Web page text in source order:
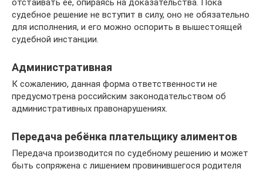
отстаивать её, опираясь на доказательства. Пока
судебное решение не вступит в силу, оно не обязательно
для исполнения, и его можно оспорить в вышестоящей
судебной инстанции.
Административная
К сожалению, данная форма ответственности не
предусмотрена российским законодательством об
административных правонарушениях.
Передача ребёнка плательщику алиментов
Передача производится по судебному решению и может
быть сопряжена с лишением провинившегося родителя